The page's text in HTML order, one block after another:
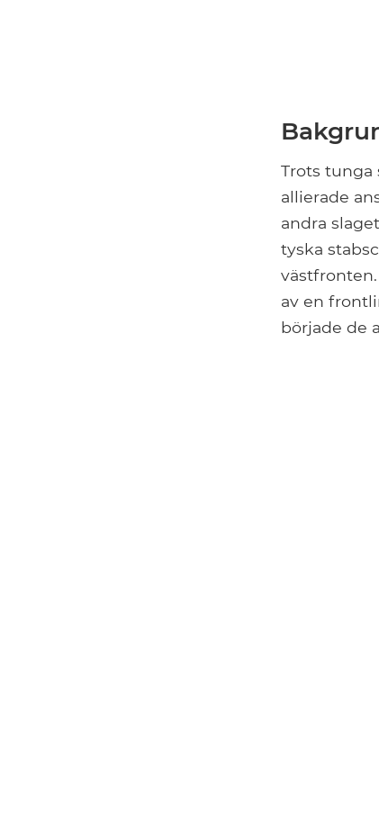
Trots tunga
allierade
andra
tyska
av en
började de